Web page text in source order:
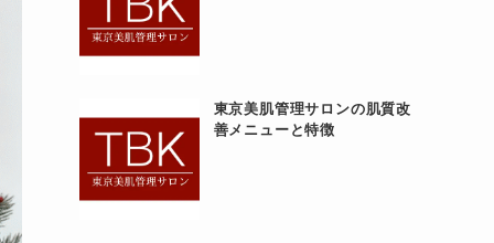
東京美肌管理サロンの肌質改
善メニューと特徴